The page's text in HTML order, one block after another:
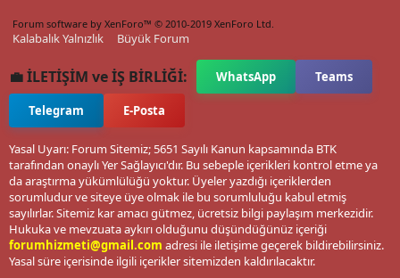
Forum software by XenForo™ © 2010-2019 XenForo Ltd.
Kalabalık Yalnızlık Büyük Forum
💼 İLETİŞİM ve İŞ BİRLİĞİ: WhatsApp Teams
Telegram E-Posta
Yasal Uyarı: Forum Sitemiz; 5651 Sayılı Kanun kapsamında BTK
tarafından onaylı Yer Sağlayıcı'dır. Bu sebeple içerikleri kontrol etme ya
da araştırma yükümlülüğü yoktur. Üyeler yazdığı içeriklerden
sorumludur ve siteye üye olmak ile bu sorumluluğu kabul etmiş
sayılırlar. Sitemiz kar amacı gütmez, ücretsiz bilgi paylaşım merkezidir.
Hukuka ve mevzuata aykırı olduğunu düşündüğünüz içeriği
forumhizmeti@gmail.com adresi ile iletişime geçerek bildirebilirsiniz.
Yasal süre içerisinde ilgili içerikler sitemizden kaldırılacaktır.